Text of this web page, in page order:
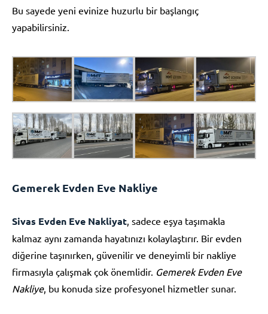
Bu sayede yeni evinize huzurlu bir başlangıç
yapabilirsiniz.
Gemerek Evden Eve Nakliye
Sivas Evden Eve Nakliyat , sadece eşya taşımakla
kalmaz aynı zamanda hayatınızı kolaylaştırır. Bir evden
diğerine taşınırken, güvenilir ve deneyimli bir nakliye
firmasıyla çalışmak çok önemlidir. Gemerek Evden Eve
Nakliye, bu konuda size profesyonel hizmetler sunar.